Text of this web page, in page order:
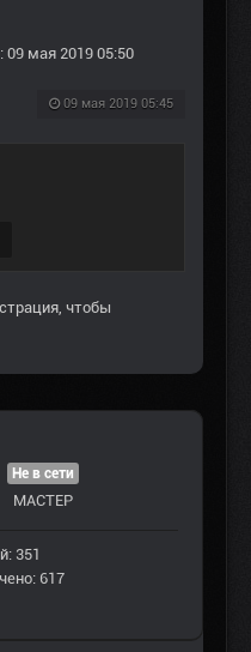
09 мая 2019 05:50
09 мая 2019 05:45
, чтобы
Не в сети
МАСТЕР
351
617